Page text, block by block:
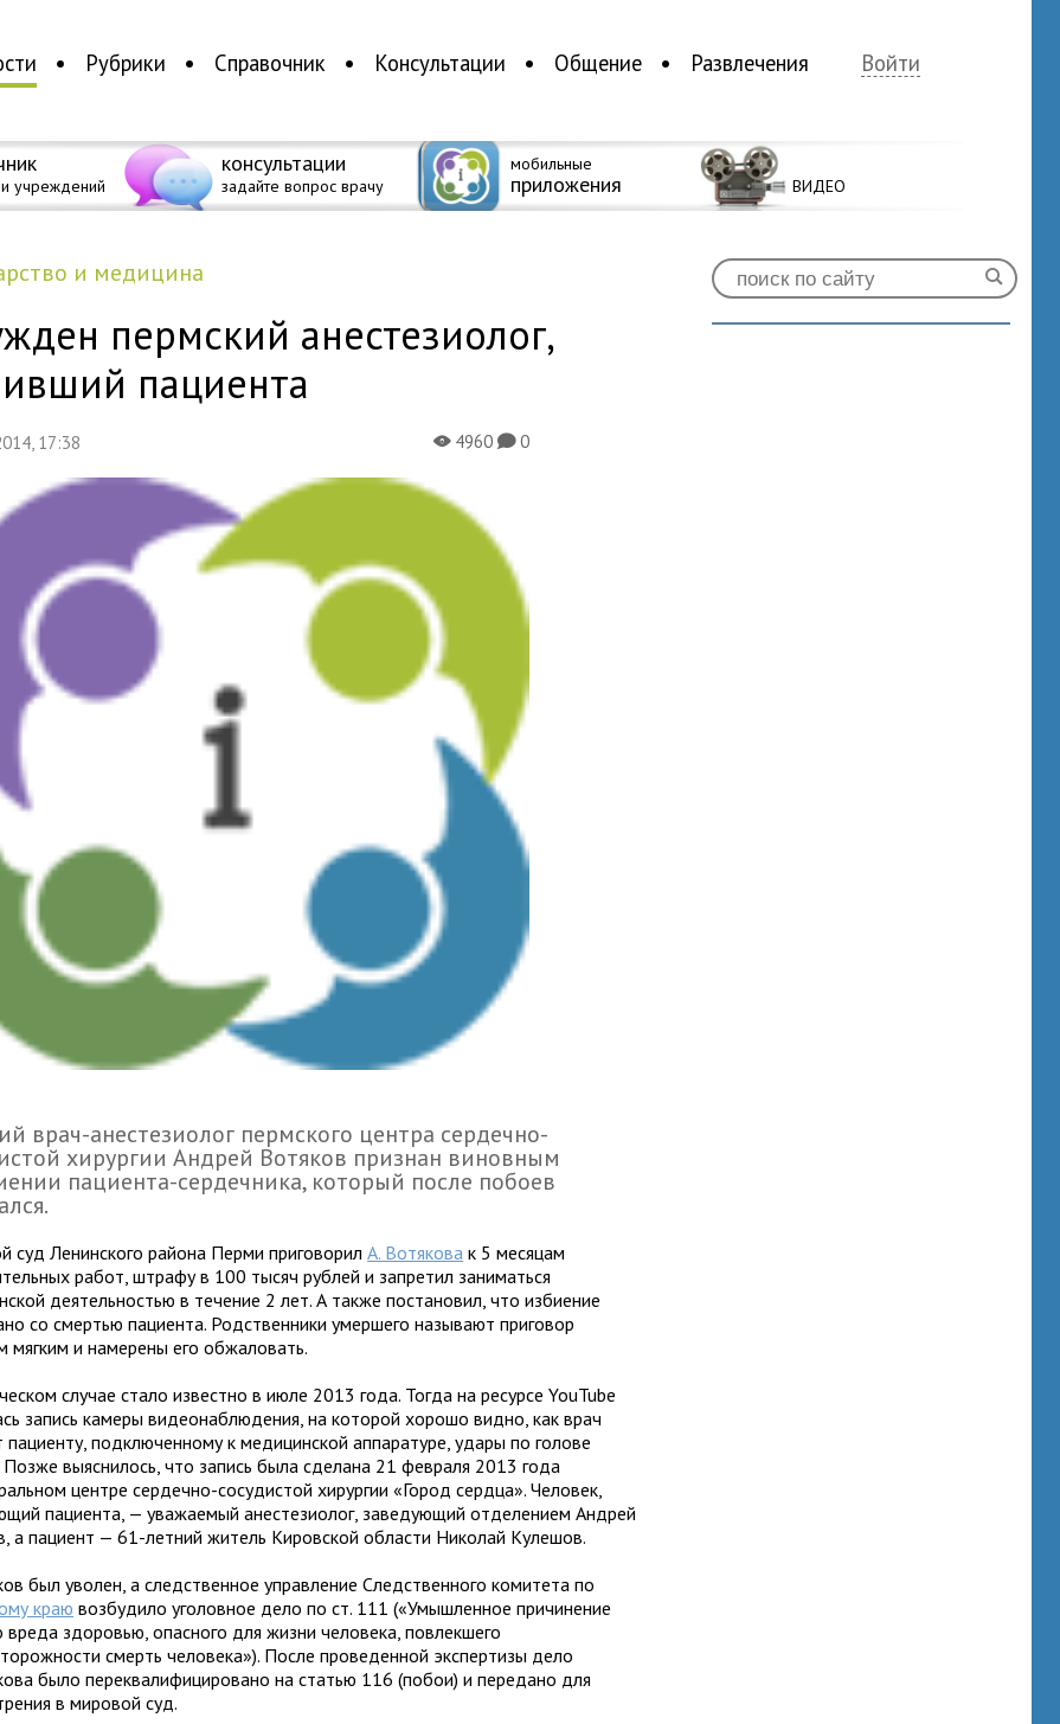
Рубрики Справочник Консультации Общение Развлечения Войти
и учреждений
консультации
задайте вопрос врачу
мобильные
приложения ВИДЕО
и медицина
пермский анестезиолог,
пациента
17:38 X4960K0
врач-анестезиолог пермского центра сердечно-
хирургии Андрей Вотяков признан виновным
пациента-сердечника, который после побоев
суд Ленинского района Перми приговорилА. Вотякова к 5 месяцам
работ, штрафу в 100 тысяч рублей и запретил заниматься
деятельностью в течение 2 лет. А также постановил, что избиение
со смертью пациента. Родственники умершего называют приговор
мягким и намерены его обжаловать.
случае стало известно в июле 2013 года. Тогда на ресурсе YouTube
запись камеры видеонаблюдения, на которой хорошо видно, как врач
пациенту, подключенному к медицинской аппаратуре, удары по голове
Позже выяснилось, что запись была сделана 21 февраля 2013 года
центре сердечно-сосудистой хирургии «Город сердца». Человек,
пациента, — уважаемый анестезиолог, заведующий отделением Андрей
а пациент — 61-летний житель Кировской области Николай Кулешов.
был уволен, а следственное управление Следственного комитета по
краю возбудило уголовное дело по ст. 111 («Умышленное причинение
вреда здоровью, опасного для жизни человека, повлекшего
смерть человека»). После проведенной экспертизы дело
было переквалифицировано на статью 116 (побои) и передано для
в мировой суд.